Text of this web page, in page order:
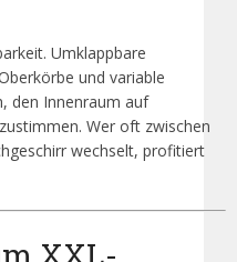
Umklappbare
und variable
den Innenraum auf
Wer oft zwischen
wechselt, profitiert